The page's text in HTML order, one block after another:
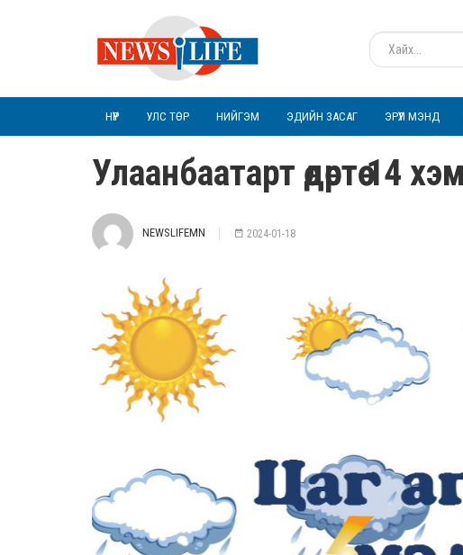
НҮҮР УЛС ТӨР НИЙГЭМ ЭДИЙН ЗАСАГ ЭРҮҮЛ МЭНД
Улаанбаатарт өдөртөө 14
NEWSLIFEMN 2024-01-18